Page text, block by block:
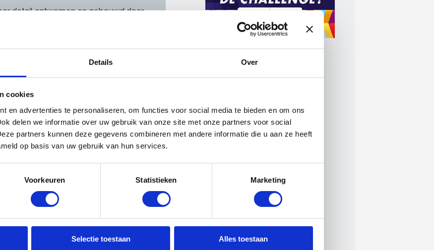
Details Over
cookies
en advertenties te personaliseren, om functies voor social media te bieden en om ons
delen we informatie over uw gebruik van onze site met onze partners voor social
partners kunnen deze gegevens combineren met andere informatie die u aan ze heeft
op basis van uw gebruik van hun services.
Voorkeuren Statistieken Marketing
Selectie toestaan Alles toestaan
detail ontworpen en gebouwd door
& Zo. De materialen zijn beschikbaar
in jonge vakmensen erg
Festool, PPG/Sigma, Showa, Deltec,
Meer over Leven lang
ontwikkelen
Bij- en omscholen met subsidie
OnderhoudNL trainingen
Trainingen veiligheid met subsidie
Leerplatform
MijnLoopbaanInVastgoedonderhoud.nl
Naar de cao's